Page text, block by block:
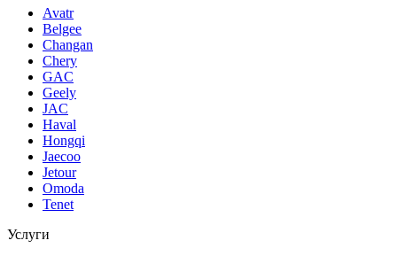
Avatr
Belgee
Changan
Chery
GAC
Geely
JAC
Haval
Hongqi
Jaecoo
Jetour
Omoda
Tenet
Услуги